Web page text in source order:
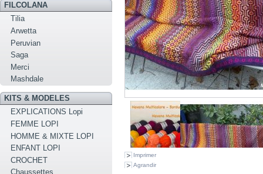
FILCOLANA
Tilia
Arwetta
Peruvian
Saga
Merci
Mashdale
KITS & MODELES
EXPLICATIONS Lopi
FEMME LOPI
HOMME & MIXTE LOPI
ENFANT LOPI
CROCHET
Chaussettes
Imprimer
Agrandir